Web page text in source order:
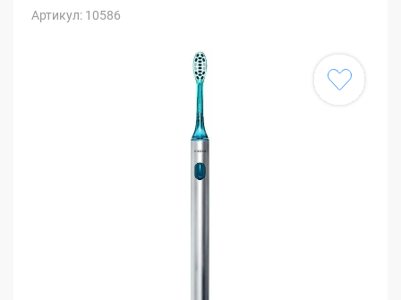
Артикул: 10586